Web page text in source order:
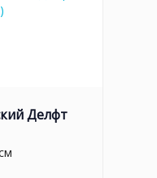
Делфт